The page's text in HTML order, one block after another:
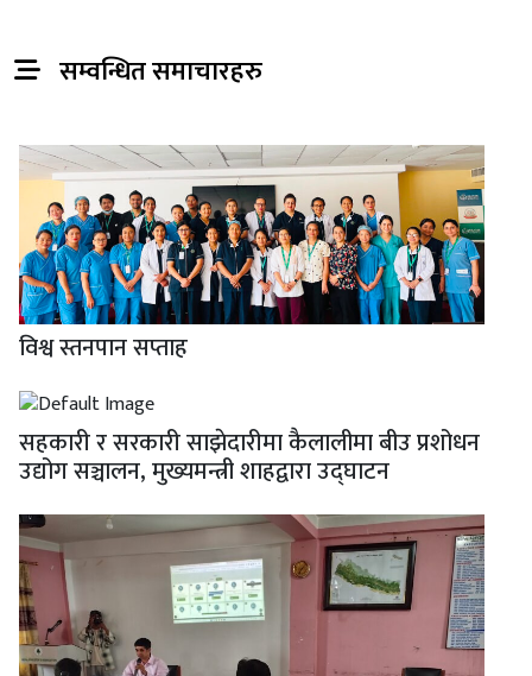
सम्वन्धित समाचारहरु
विश्व स्तनपान सप्ताह
सहकारी र सरकारी साझेदारीमा कैलालीमा बीउ प्रशोधन
उद्योग सञ्चालन, मुख्यमन्त्री शाहद्वारा उद्घाटन